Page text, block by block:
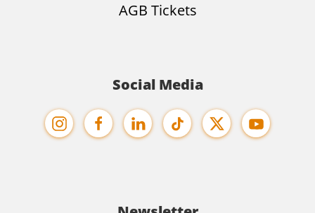
AGB Tickets
Social Media